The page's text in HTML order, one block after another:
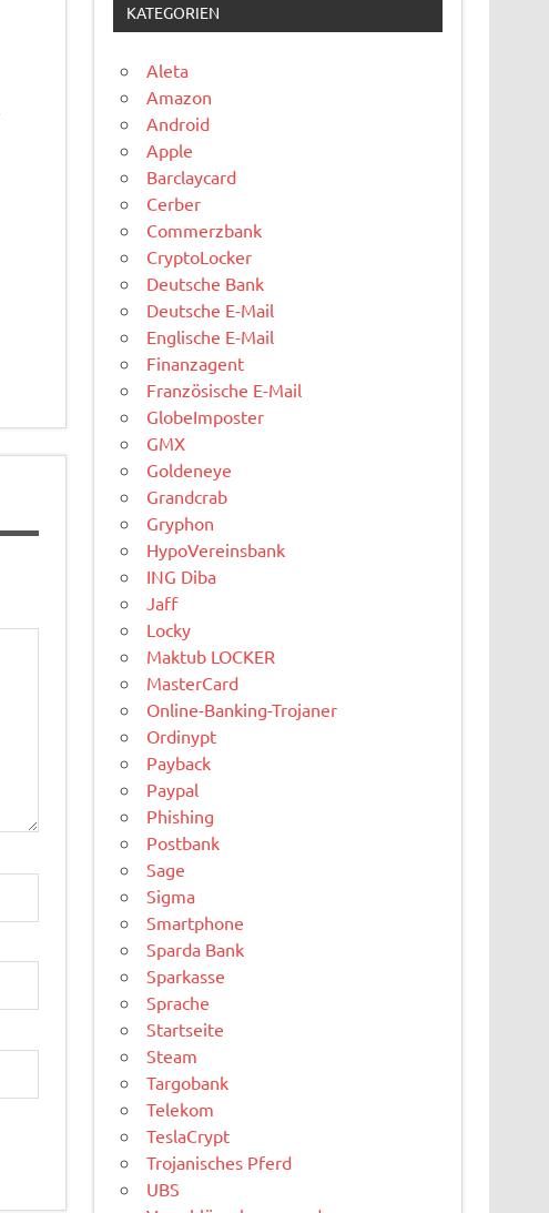
KATEGORIEN
Aleta
Amazon
Android
Apple
Barclaycard
Cerber
Commerzbank
CryptoLocker
Deutsche Bank
Deutsche E-Mail
Englische E-Mail
Finanzagent
Französische E-Mail
GlobeImposter
GMX
Goldeneye
Grandcrab
Gryphon
HypoVereinsbank
ING Diba
Jaff
Locky
Maktub LOCKER
MasterCard
Online-Banking-Trojaner
Ordinypt
Payback
Paypal
Phishing
Postbank
Sage
Sigma
Smartphone
Sparda Bank
Sparkasse
Sprache
Startseite
Steam
Targobank
Telekom
TeslaCrypt
Trojanisches Pferd
UBS